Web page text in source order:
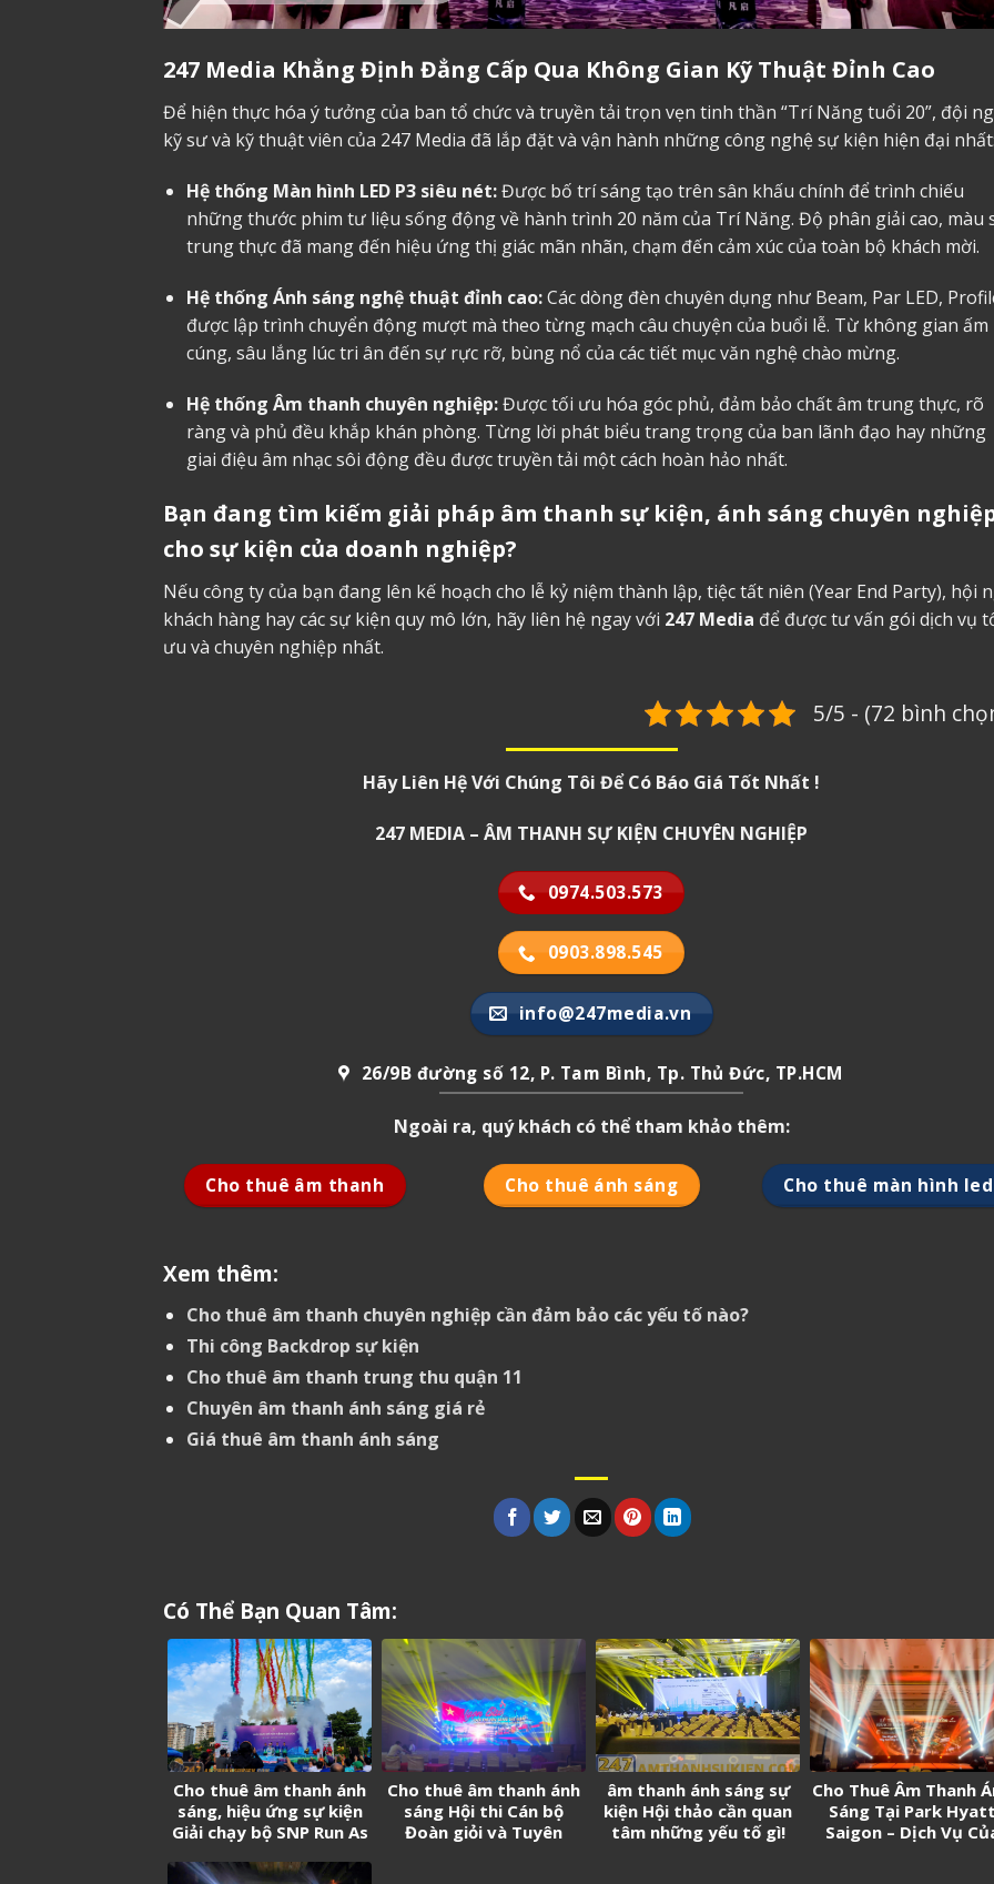
247 Media Khẳng Định Đẳng Cấp Qua Không Gian Kỹ Thuật Đỉnh Cao
Để hiện thực hóa ý tưởng của ban tổ chức và truyền tải trọn vẹn tinh thần “Trí Năng tuổi 20”, đội
kỹ sư và kỹ thuật viên của 247 Media đã lắp đặt và vận hành những công nghệ sự kiện hiện đại nhất:
Hệ thống Màn hình LED P3 siêu nét:Được bố trí sáng tạo trên sân khấu chính để trình chiếu
những thước phim tư liệu sống động về hành trình 20 năm của Trí Năng. Độ phân giải cao, màu
trung thực đã mang đến hiệu ứng thị giác mãn nhãn, chạm đến cảm xúc của toàn bộ khách mời.
Hệ thống Ánh sáng nghệ thuật đỉnh cao:Các dòng đèn chuyên dụng như Beam, Par LED,
được lập trình chuyển động mượt mà theo từng mạch câu chuyện của buổi lễ. Từ không gian ấm
cúng, sâu lắng lúc tri ân đến sự rực rỡ, bùng nổ của các tiết mục văn nghệ chào mừng.
Hệ thống Âm thanh chuyên nghiệp:Được tối ưu hóa góc phủ, đảm bảo chất âm trung thực, rõ
ràng và phủ đều khắp khán phòng. Từng lời phát biểu trang trọng của ban lãnh đạo hay những
giai điệu âm nhạc sôi động đều được truyền tải một cách hoàn hảo nhất.
Bạn đang tìm kiếm giải pháp âm thanh sự kiện, ánh sáng chuyên
cho sự kiện của doanh nghiệp?
Nếu công ty của bạn đang lên kế hoạch cho lễ kỷ niệm thành lập, tiệc tất niên (Year End Party), hội
khách hàng hay các sự kiện quy mô lớn, hãy liên hệ ngay với 247 Media để được tư vấn gói dịch vụ
ưu và chuyên nghiệp nhất.
5/5 - (72 bình
Hãy Liên Hệ Với Chúng Tôi Để Có Báo Giá Tốt Nhất !
247 MEDIA – ÂM THANH SỰ KIỆN CHUYÊN NGHIỆP
0974.503.573
0903.898.545
info@247media.vn
26/9B đường số 12, P. Tam Bình, Tp. Thủ Đức, TP.HCM
Ngoài ra, quý khách có thể tham khảo thêm:
Cho thuê âm thanh Cho thuê ánh sáng Cho thuê màn hình led
Xem thêm:
Cho thuê âm thanh chuyên nghiệp cần đảm bảo các yếu tố nào?
Thi công Backdrop sự kiện
Cho thuê âm thanh trung thu quận 11
Chuyên âm thanh ánh sáng giá rẻ
Giá thuê âm thanh ánh sáng
Có Thể Bạn Quan Tâm:
Cho thuê âm thanh ánh
sáng, hiệu ứng sự kiện
Giải chạy bộ SNP Run As
Cho thuê âm thanh ánh
sáng Hội thi Cán bộ
Đoàn giỏi và Tuyên
âm thanh ánh sáng sự
kiện Hội thảo cần quan
tâm những yếu tố gì!
Cho Thuê Âm Thanh
Sáng Tại Park Hyatt
Saigon – Dịch Vụ